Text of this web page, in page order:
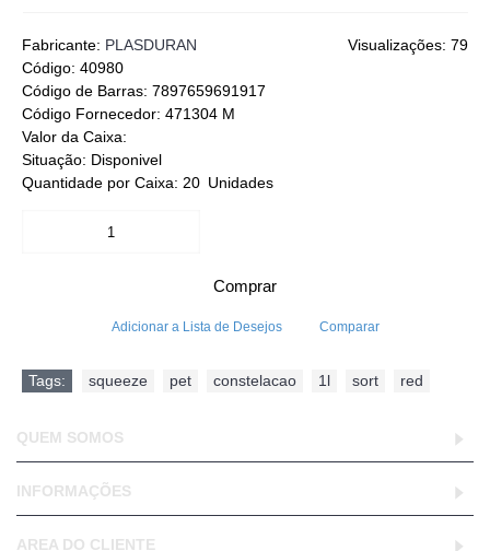
Visualizações: 79
Fabricante: PLASDURAN
Código: 40980
Código de Barras: 7897659691917
Código Fornecedor: 471304 M
Valor da Caixa:
Situação: Disponivel
Quantidade por Caixa: 20 Unidades
Comprar
Adicionar a Lista de Desejos Comparar
Tags: squeeze pet constelacao 1l sort red
QUEM SOMOS
INFORMAÇÕES
AREA DO CLIENTE